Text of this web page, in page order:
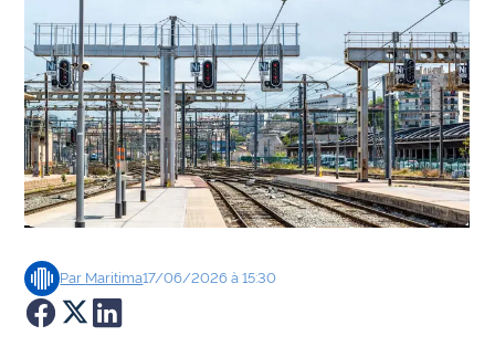
Agenda
Faits
divers
Sports
Société
Culture
Par Maritima17/06/2026 à 15:30